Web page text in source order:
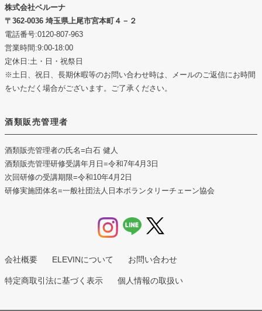
株式会社ベルーナ
362-0036 埼玉県上尾市宮本町４－２
電話番号:0120-807-963
営業時間:9:00-18:00
定休日:土・日・祝祭日
※土日、祝日、長期休暇等のお問い合わせ時は、メールのご返信にお時間
をいただく場合がございます。ご了承ください。
酒類販売管理者
酒類販売管理者の氏名=白石 健人
酒類販売管理研修受講年月日 =令和7年4月3日
次回研修の受講期限=令和10年4月2日
研修実施団体名=一般社団法人日本ボランタリーチェーン協会
会社概要 ELEVINについて お問い合わせ
特定商取引法に基づく表示 個人情報の取扱い